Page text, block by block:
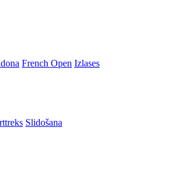
French Open Izlases
Slidošana